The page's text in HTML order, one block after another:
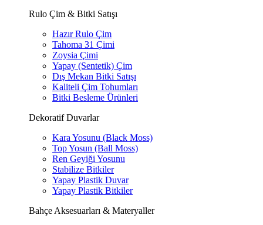
Rulo Çim & Bitki Satışı
Hazır Rulo Çim
Tahoma 31 Çimi
Zoysia Çimi
Yapay (Sentetik) Çim
Dış Mekan Bitki Satışı
Kaliteli Çim Tohumları
Bitki Besleme Ürünleri
Dekoratif Duvarlar
Kara Yosunu (Black Moss)
Top Yosun (Ball Moss)
Ren Geyiği Yosunu
Stabilize Bitkiler
Yapay Plastik Duvar
Yapay Plastik Bitkiler
Bahçe Aksesuarları & Materyaller